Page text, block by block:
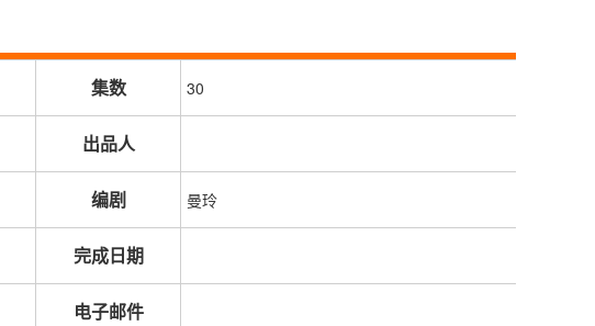
集数 30
出品人
编剧 曼玲
完成日期
电子邮件